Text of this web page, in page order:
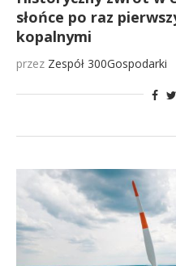
słońce po raz
kopalnymi
przez Zespół 300Gospodarki